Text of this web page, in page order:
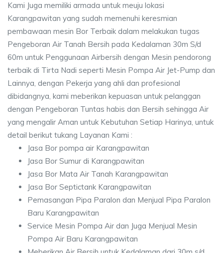
Kami Juga memiliki armada untuk meuju lokasi
Karangpawitan yang sudah memenuhi keresmian
pembawaan mesin Bor Terbaik dalam melakukan tugas
Pengeboran Air Tanah Bersih pada Kedalaman 30m S/d
60m untuk Penggunaan Airbersih dengan Mesin pendorong
terbaik di Tirta Nadi seperti Mesin Pompa Air Jet-Pump dan
Lainnya, dengan Pekerja yang ahli dan profesional
dibidangnya, kami meberikan kepuasan untuk pelanggan
dengan Pengeboran Tuntas habis dan Bersih sehingga Air
yang mengalir Aman untuk Kebutuhan Setiap Harinya, untuk
detail berikut tukang Layanan Kami :
Jasa Bor pompa air Karangpawitan
Jasa Bor Sumur di Karangpawitan
Jasa Bor Mata Air Tanah Karangpawitan
Jasa Bor Septictank Karangpawitan
Pemasangan Pipa Paralon dan Menjual Pipa Paralon
Baru Karangpawitan
Service Mesin Pompa Air dan Juga Menjual Mesin
Pompa Air Baru Karangpawitan